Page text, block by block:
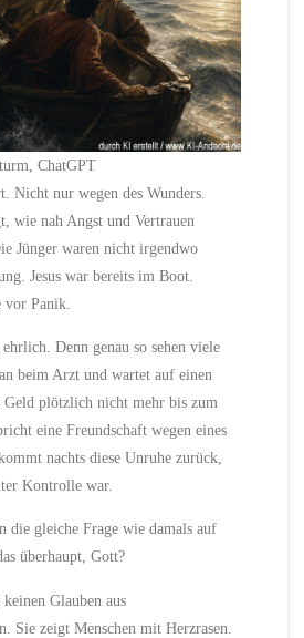
ChatGPT
Nicht nur wegen des Wunders.
wie nah Angst und Vertrauen
Jünger waren nicht irgendwo
Jesus war bereits im Boot.
vor Panik.
Denn genau so sehen viele
beim Arzt und wartet auf einen
plötzlich nicht mehr bis zum
eine Freundschaft wegen eines
nachts diese Unruhe zurück,
Kontrolle war.
die gleiche Frage wie damals auf
überhaupt, Gott?
Glauben aus
Sie zeigt Menschen mit Herzrasen.